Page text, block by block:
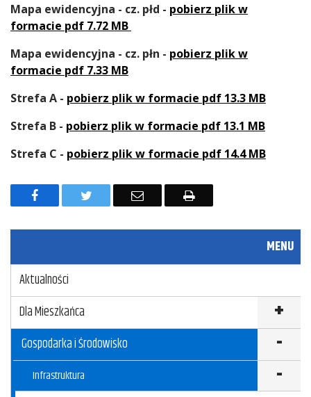
Mapa ewidencyjna - cz. płd - pobierz plik w
formacie pdf 7.72 MB
Mapa ewidencyjna - cz. płn - pobierz plik w
formacie pdf 7.33 MB
Strefa A - pobierz plik w formacie pdf 13.3 MB
Strefa B - pobierz plik w formacie pdf 13.1 MB
Strefa C - pobierz plik w formacie pdf 14.4 MB
F
e
b
o
o
k
T
t
r
E
i
D
k
MENU
Aktualności
Dla Mieszkańca
Gospodarka i Środowisko
Infrastruktura